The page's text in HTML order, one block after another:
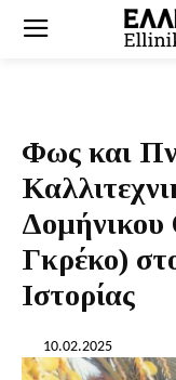
Φως και
Γκρέκο)
Ιστορίας
10.02.2025